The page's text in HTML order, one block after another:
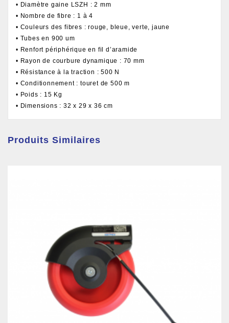
• Diamètre gaine LSZH : 2 mm
• Nombre de fibre : 1 à 4
• Couleurs des fibres : rouge, bleue, verte, jaune
• Tubes en 900 um
• Renfort périphérique en fil d’aramide
• Rayon de courbure dynamique : 70 mm
• Résistance à la traction : 500 N
• Conditionnement : touret de 500 m
• Poids : 15 Kg
• Dimensions : 32 x 29 x 36 cm
Produits Similaires